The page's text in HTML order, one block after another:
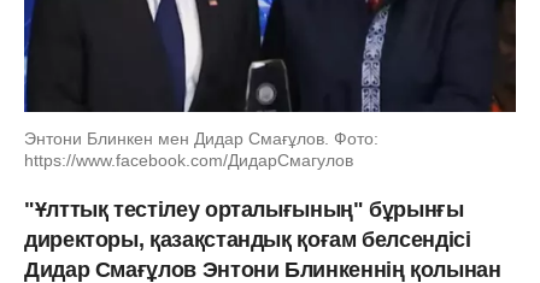
Энтони Блинкен мен Дидар Смағұлов. Фото:
https://www.facebook.com/ДидарСмагулов
"Ұлттық тестілеу орталығының" бұрынғы
директоры, қазақстандық қоғам белсендісі
Дидар Смағұлов Энтони Блинкеннің қолынан